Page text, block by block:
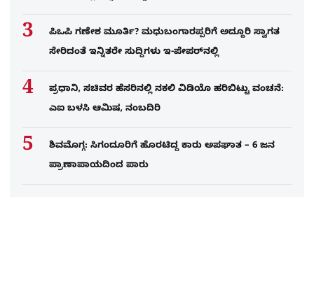
ಪಿಒಪಿ ಗಣೇಶ ಮೂರ್ತಿ? ಮಧುಬಂಗಾರಪ್ಪರಿಗೆ ಅದ್ದೂರಿ ಸ್ವಾಗತ
ಸೇರಿದಂತೆ ಇನ್ನಿತರೇ ಸುದ್ದಿಗಳು ಇ-ಪೇಪರ್​ನಲ್ಲಿ
ಪ್ರಧಾನಿ, ಸಚಿವರ ಹೆಸರಿನಲ್ಲಿ ನಕಲಿ ವಿಡಿಯೊ ಹರಿಬಿಟ್ಟು ವಂಚನೆ:
ಎಐ ಬಳಸಿ ಆಮಿಷ, ನಂಬದಿರಿ
ಶಿವಮೊಗ್ಗ: ಸಿಗಂದೂರಿಗೆ ಹೊರಟಿದ್ದ ಕಾರು ಅಪಘಾತ – 6 ಜನ
ಪ್ರಾಣಾಪಾಯದಿಂದ ಪಾರು